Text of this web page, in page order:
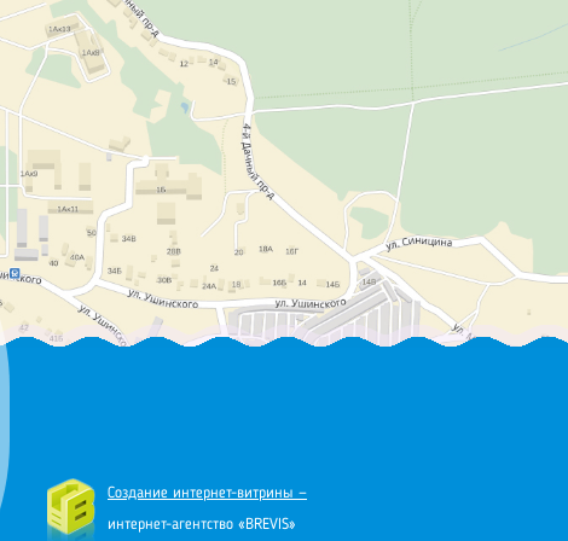
Создание интернет-витрины —
интернет-агентство «BREVIS»